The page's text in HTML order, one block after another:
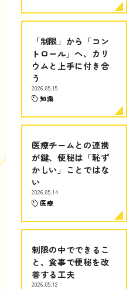
「制限」から「コン
トロール」へ、カリ
ウムと上手に付き合
う
2026.05.15
知識
医療チームとの連携
が鍵、便秘は「恥ず
かしい」ことではな
い
2026.05.14
医療
制限の中でできるこ
と、食事で便秘を改
善する工夫
2026.05.12